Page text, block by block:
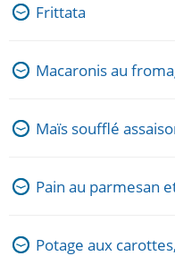
Frittata
Macaronis au
Maïs soufflé
Pain au parmesan
Potage aux